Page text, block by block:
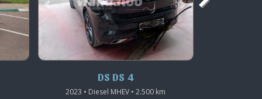
DS DS 4
2023 • Diesel MHEV • 2.500 km